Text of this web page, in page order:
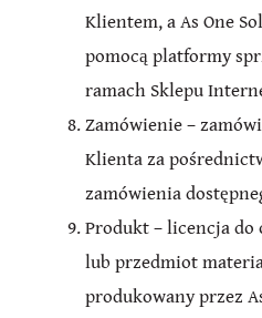
Klientem, a As One
pomocą platformy
ramach Sklepu
Zamówienie –
Klienta za
zamówienia
Produkt – licencja do
lub przedmiot
produkowany przez